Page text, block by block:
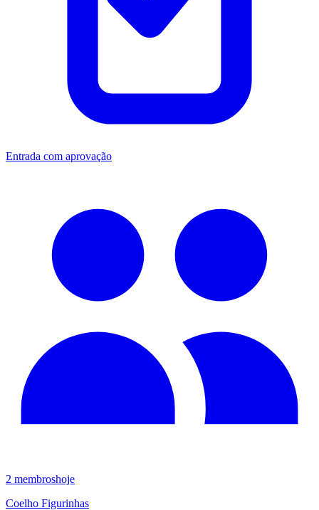
Entrada com aprovação
2 membroshoje
Coelho Figurinhas